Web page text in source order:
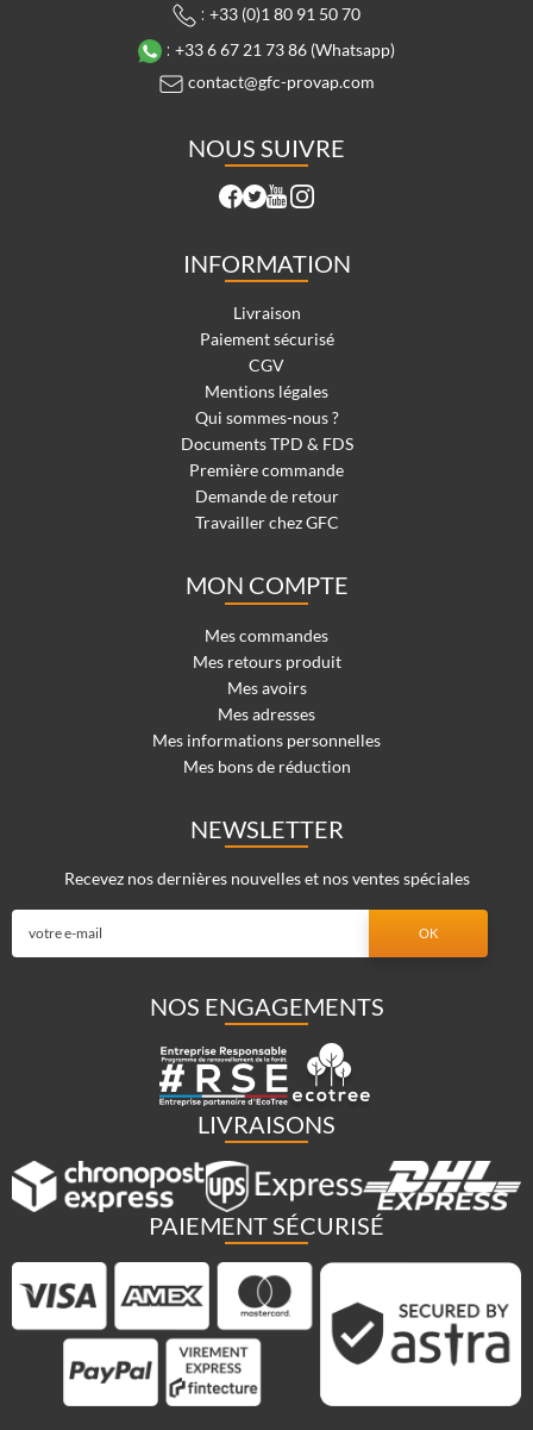
: +33 (0)1 80 91 50 70
: +33 6 67 21 73 86 (Whatsapp)
contact@gfc-provap.com
NOUS SUIVRE
INFORMATION
Livraison
Paiement sécurisé
CGV
Mentions légales
Qui sommes-nous ?
Documents TPD & FDS
Première commande
Demande de retour
Travailler chez GFC
MON COMPTE
Mes commandes
Mes retours produit
Mes avoirs
Mes adresses
Mes informations personnelles
Mes bons de réduction
NEWSLETTER
Recevez nos dernières nouvelles et nos ventes spéciales
NOS ENGAGEMENTS
LIVRAISONS
PAIEMENT SÉCURISÉ